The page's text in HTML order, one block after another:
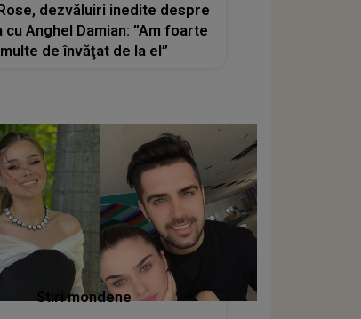
dezvăluiri inedite despre
cu Anghel Damian: ”Am foarte
multe de învăţat de la el”
Stiri mondene